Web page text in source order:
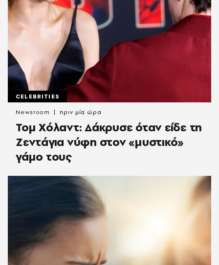
CELEBRITIES
Τομ Χόλαντ: Δάκρυσε όταν είδε τη
Ζεντάγια νύφη στον «μυστικό»
γάμο τους
Newsroom πριν μία ώρα